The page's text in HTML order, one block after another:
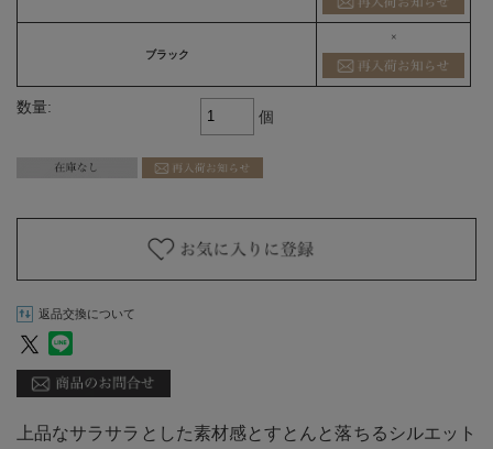
ブラック
×
数量:
個
返品交換について
上品なサラサラとした素材感とすとんと落ちるシルエット